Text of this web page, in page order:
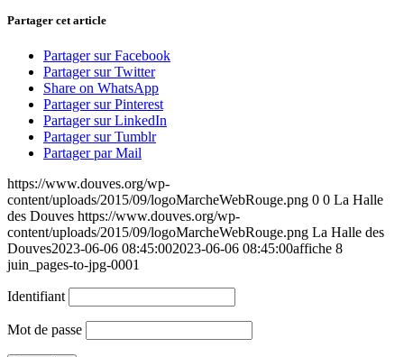
Partager cet article
Partager sur Facebook
Partager sur Twitter
Share on WhatsApp
Partager sur Pinterest
Partager sur LinkedIn
Partager sur Tumblr
Partager par Mail
https://www.douves.org/wp-
content/uploads/2015/09/logoMarcheWebRouge.png 0 0 La Halle
des Douves https://www.douves.org/wp-
content/uploads/2015/09/logoMarcheWebRouge.png La Halle des
Douves2023-06-06 08:45:002023-06-06 08:45:00affiche 8
juin_pages-to-jpg-0001
Identifiant
Mot de passe